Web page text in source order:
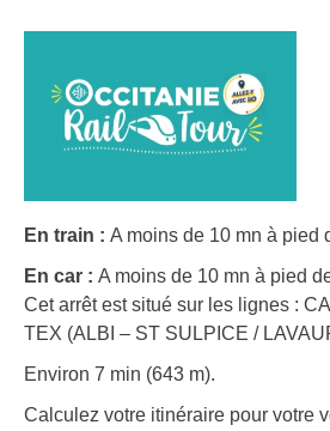
En train : A moins de 10 mn à pied
En car : A moins de 10 mn à pied
Cet arrêt est situé sur les lignes :
TEX (ALBI – ST SULPICE /
Environ 7 min (643 m).
Calculez votre itinéraire pour votre